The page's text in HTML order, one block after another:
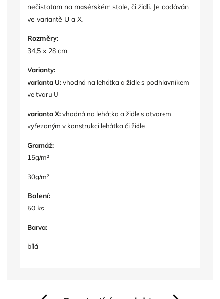
nečistotám na masérském stole, či židli. Je dodáván
ve variantě U a X.
Rozměry:
34,5 x 28 cm
Varianty:
varianta U:vhodná na lehátka a židle s podhlavníkem
ve tvaru U
varianta X:vhodná na lehátka a židle s otvorem
vyřezaným v konstrukci lehátka či židle
Gramáž:
15g/m²
30g/m²
Balení:
50 ks
Barva:
bílá